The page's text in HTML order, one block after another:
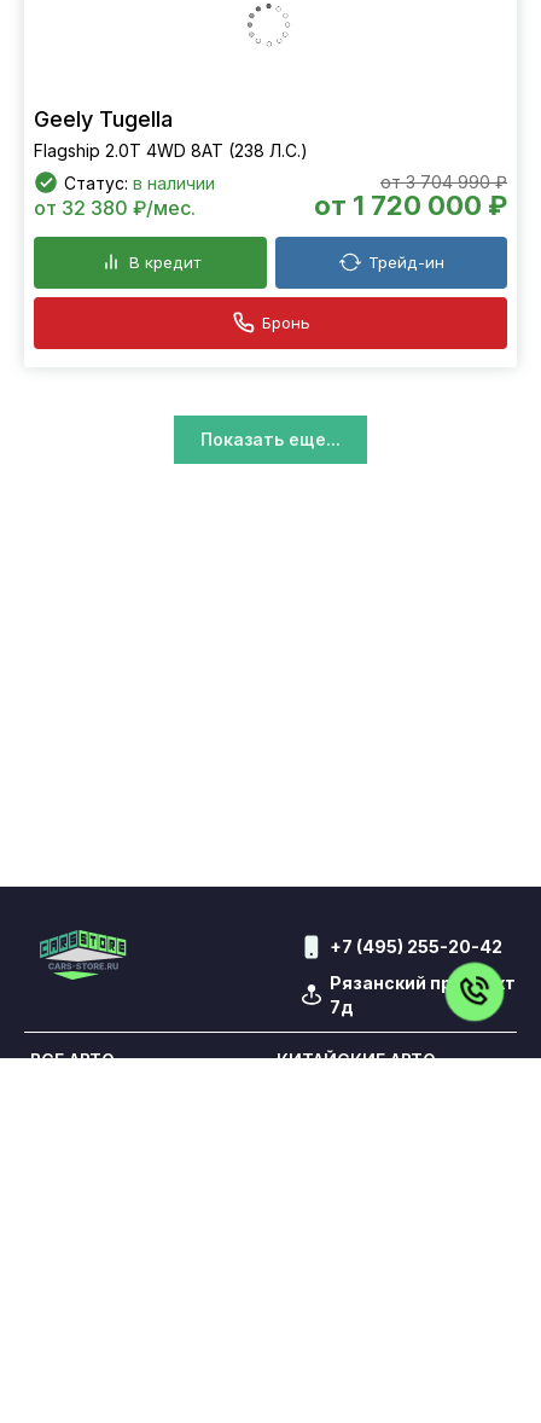
Geely Tugella
Flagship 2.0T 4WD 8AT (238 Л.С.)
Статус: в наличии от 3 704 990 ₽
от 1 720 000 ₽
от 32 380 ₽/мес.
В кредит Трейд-ин
Бронь
Показать еще...
+7 (495) 255-20-42
Рязанский проспект
7д
ВСЕ АВТО
КИТАЙСКИЕ АВТО